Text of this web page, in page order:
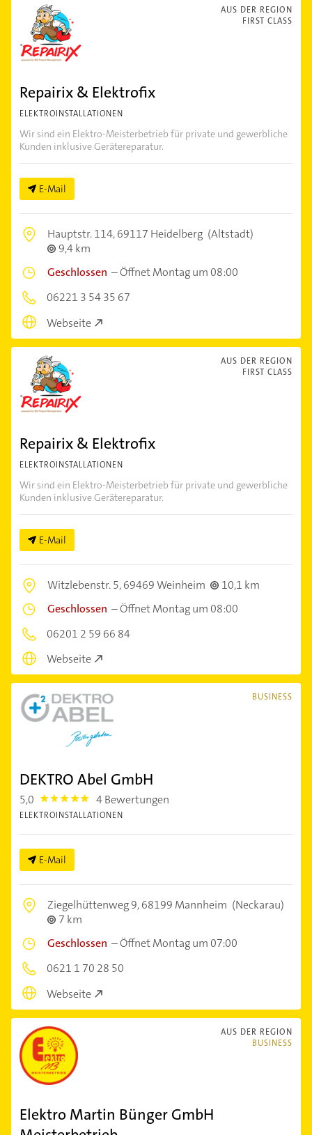
AUS DER REGION
FIRST CLASS
Repairix & Elektrofix
ELEKTROINSTALLATIONEN
Wir sind ein Elektro-Meisterbetrieb für private und gewerbliche
Kunden inklusive Gerätereparatur.
E-Mail
Hauptstr. 114,69117 Heidelberg (Altstadt)
9,4 km
Geschlossen –Öffnet Montag um 08:00
06221 3 54 35 67
Webseite
AUS DER REGION
FIRST CLASS
Repairix & Elektrofix
ELEKTROINSTALLATIONEN
Wir sind ein Elektro-Meisterbetrieb für private und gewerbliche
Kunden inklusive Gerätereparatur.
E-Mail
Witzlebenstr. 5,69469 Weinheim
10,1 km
Geschlossen –Öffnet Montag um 08:00
06201 2 59 66 84
Webseite
BUSINESS
DEKTRO Abel GmbH
5,0 5.0 4 Bewertungen
ELEKTROINSTALLATIONEN
E-Mail
Ziegelhüttenweg 9,68199 Mannheim (Neckarau)
7 km
Geschlossen –Öffnet Montag um 07:00
0621 1 70 28 50
Webseite
AUS DER REGION
BUSINESS
Elektro Martin Bünger GmbH